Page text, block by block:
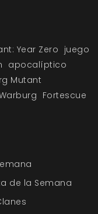
Year Zero juego
apocalíptico
Mutant
Fortescue
de la Semana